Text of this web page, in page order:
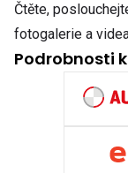
Čtěte,
fotogalerie a
Podrobnosti